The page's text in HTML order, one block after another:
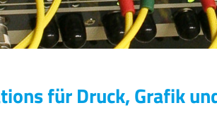
für Druck, Grafik